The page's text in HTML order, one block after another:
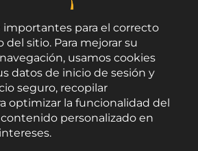
importantes para el correcto
sitio. Para mejorar su
usamos cookies
datos de inicio de sesión y
seguro, recopilar
optimizar la funcionalidad del
personalizado en